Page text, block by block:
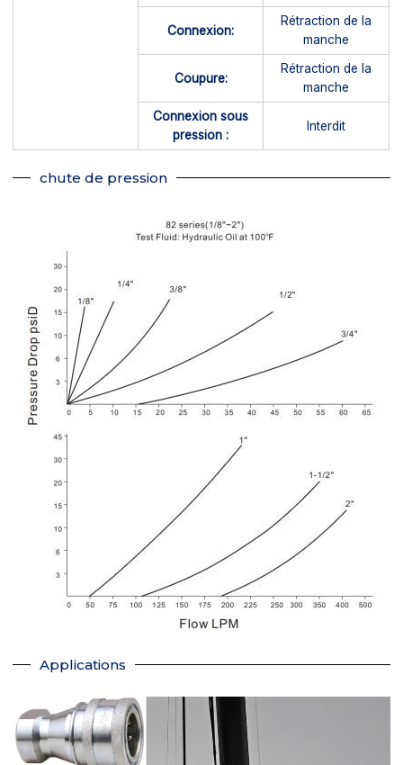
Connexion:
Rétraction de la
manche
Coupure:
Rétraction de la
manche
Connexion sous
pression :
Interdit
chute de pression
Applications